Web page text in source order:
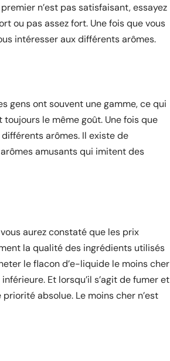
n’est pas satisfaisant, essayez
ou pas assez fort. Une fois que vous
intéresser aux différents arômes.
gens ont souvent une gamme, ce qui
le même goût. Une fois que
arômes. Il existe de
amusants qui imitent des
aurez constaté que les prix
la qualité des ingrédients utilisés
le flacon d’e-liquide le moins cher
Et lorsqu’il s’agit de fumer et
absolue. Le moins cher n’est